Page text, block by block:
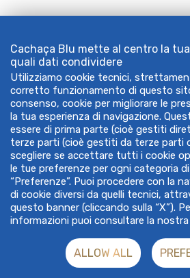
Cachaça Blu mette al centro la
quali dati condividere
Utilizziamo cookie tecnici,
corretto funzionamento di questo
consenso, cookie per migliorare le
la tua esperienza di navigazione.
essere di prima parte (cioè gestiti
terze parti (cioè gestiti da terze parti
scegliere se accettare tutti i cookie
le tue preferenze per ogni categoria
“Preferenze”. Puoi procedere con la
di cookie diversi da quelli tecnici,
questo banner (cliccando sulla “X”).
informazioni puoi consultare la nostra
ALLOW ALL